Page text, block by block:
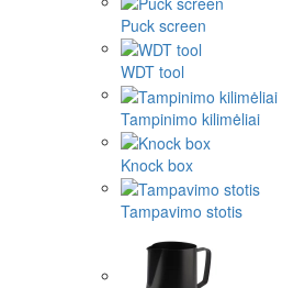
Puck screen
WDT tool
Tampinimo kilimėliai
Knock box
Tampavimo stotis